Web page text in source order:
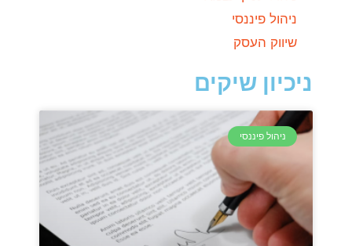
ניהול פיננסי
שיווק העסק
ניכיון שיקים
ניהול פיננסי